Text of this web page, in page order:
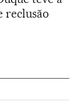
reclusão